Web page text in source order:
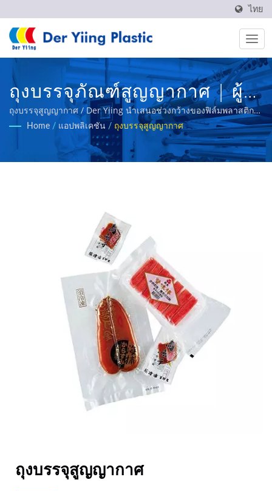
ไทย
ถุงบรรจุภัณฑ์สูญญากาศ | ผู้
ผลิตฟิล์มพลาสติก OPP และ
PET สำหรับใช้ในอุตสาหกรรม
| Der Yiing Plastic Co.,Ltd.
ถุงบรรจุสูญญากาศ / Der Yiing นำเสนอช่วงกว้างของฟิล์มพลาสติก
สำหรับอุตสาหกรรมต่าง ๆ ผลิตภัณฑ์หลักของเราประกอบด้วยฟิล์ม
BOPP ที่สามารถซีลความร้อน, ฟิล์ม BOPE, ฟิล์ม CPP, ฟิล์มหลายชั้น,
ฟิล์มแบนดิ้ง เป็นต้น
Home / แอปพลิเคชัน / ถุงบรรจุสูญญากาศ
ถุงบรรจุสูญญากาศ